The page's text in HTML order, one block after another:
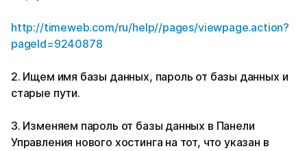
http://timeweb.com/ru/help//pages/viewpage.action?
pageId=9240878
2. Ищем имя базы данных, пароль от базы данных и
старые пути.
3. Изменяем пароль от базы данных в Панели
Управления нового хостинга на тот, что указан в